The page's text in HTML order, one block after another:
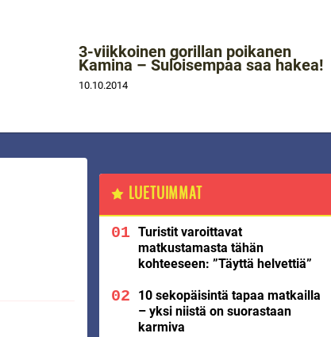
3-viikkoinen gorillan poikanen
Kamina – Suloisempaa saa hakea!
10.10.2014
LUETUIMMAT
Turistit varoittavat
matkustamasta tähän
kohteeseen: ”Täyttä helvettiä”
10 sekopäisintä tapaa matkailla
– yksi niistä on suorastaan
karmiva